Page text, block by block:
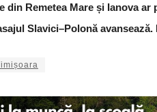
din Remetea Mare și Ianova
Slavici–Polonă